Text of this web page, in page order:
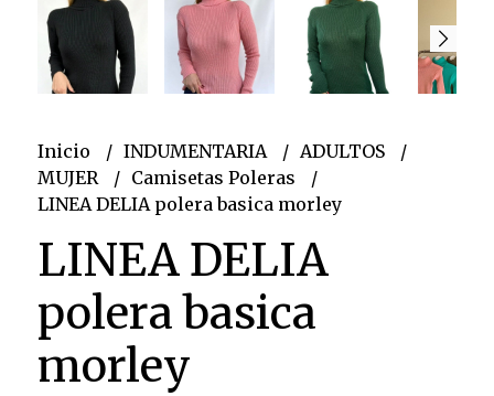
Inicio INDUMENTARIA
ADULTOS
MUJER
Camisetas Poleras
LINEA DELIA polera basica morley
LINEA DELIA
polera basica
morley